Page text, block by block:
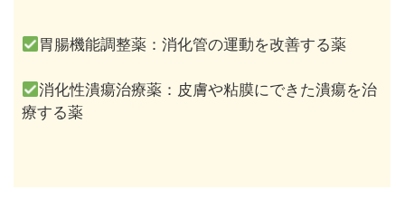
胃腸機能調整薬：消化管の運動を改善する薬
消化性潰瘍治療薬：皮膚や粘膜にできた潰瘍を治
療する薬